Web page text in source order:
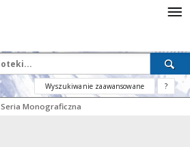
Wyszukiwanie zaawansowane ?
Seria Monograficzna